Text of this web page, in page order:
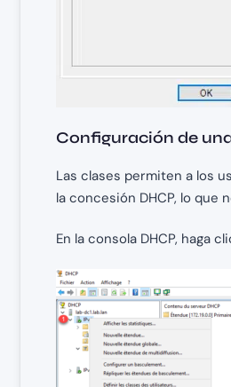
Configuración de
Las clases permiten a los
la concesión DHCP, lo que
En la consola DHCP, haga